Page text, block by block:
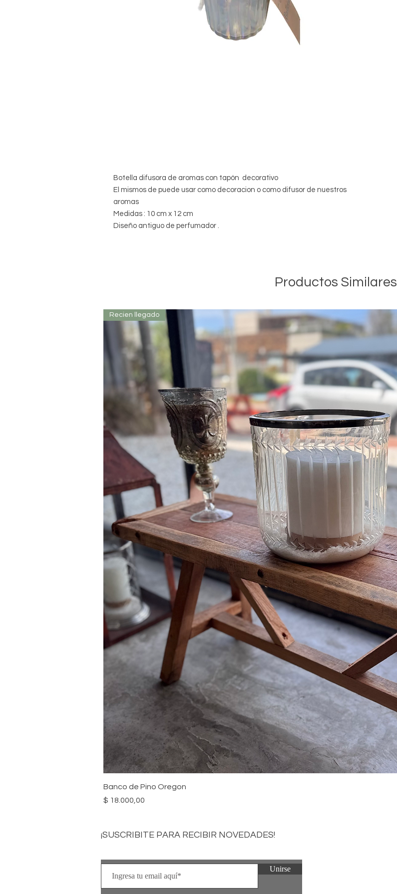
Botella difusora de aromas con tapón decorativo
El mismos de puede usar como decoracion o como difusor de nuestros
aromas
Medidas : 10 cm x 12 cm
Diseño antiguo de perfumador .
Productos Similares
Recien llegado
Banco de Pino Oregon
Precio
$ 18.000,00
¡SUSCRIBITE PARA RECIBIR NOVEDADES!
Unirse